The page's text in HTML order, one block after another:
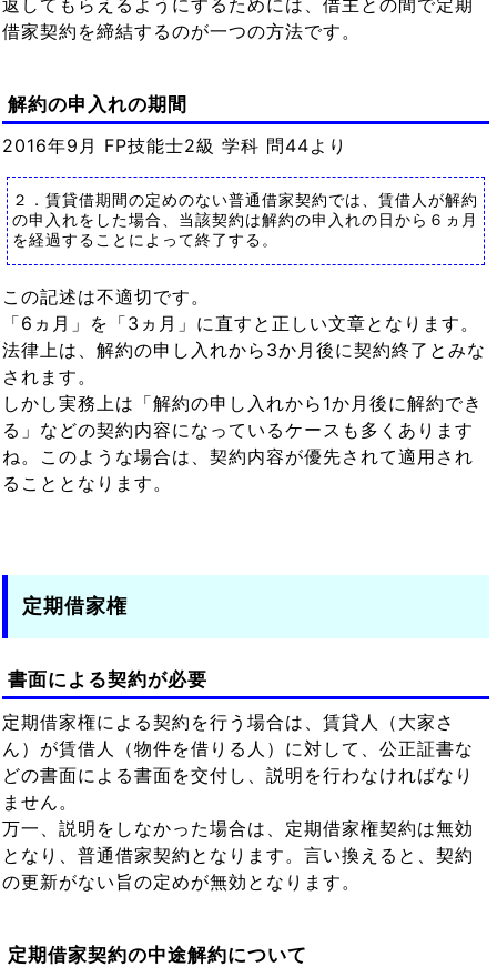
借家契約を締結するのが一つの方法です。
解約の申入れの期間
2016年9月 FP技能士2級 学科 問44より
２．賃貸借期間の定めのない普通借家契約では、賃借人が解約
の申入れをした場合、当該契約は解約の申入れの日から６ヵ月
を経過することによって終了する。
この記述は不適切です。
「6ヵ月」を「3ヵ月」に直すと正しい文章となります。
法律上は、解約の申し入れから3か月後に契約終了とみな
されます。
しかし実務上は「解約の申し入れから1か月後に解約でき
る」などの契約内容になっているケースも多くあります
ね。このような場合は、契約内容が優先されて適用され
ることとなります。
定期借家権
書面による契約が必要
定期借家権による契約を行う場合は、賃貸人（大家さ
ん）が賃借人（物件を借りる人）に対して、公正証書な
どの書面による書面を交付し、説明を行わなければなり
ません。
万一、説明をしなかった場合は、定期借家権契約は無効
となり、普通借家契約となります。言い換えると、契約
の更新がない旨の定めが無効となります。
定期借家契約の中途解約について